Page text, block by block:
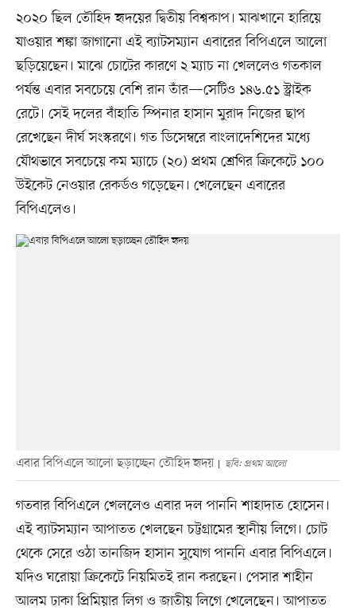
২০২০ ছিল তৌহিদ হৃদয়ের দ্বিতীয় বিশ্বকাপ। মাঝখানে হারিয়ে
যাওয়ার শঙ্কা জাগানো এই ব্যাটসম্যান এবারের বিপিএলে আলো
ছড়িয়েছেন। মাঝে চোটের কারণে ২ ম্যাচ না খেললেও গতকাল
পর্যন্ত এবার সবচেয়ে বেশি রান তাঁর—সেটিও ১৪৬.৫১ স্ট্রাইক
রেটে। সেই দলের বাঁহাতি স্পিনার হাসান মুরাদ নিজের ছাপ
রেখেছেন দীর্ঘ সংস্করণে। গত ডিসেম্বরে বাংলাদেশিদের মধ্যে
যৌথভাবে সবচেয়ে কম ম্যাচে (২০) প্রথম শ্রেণির ক্রিকেটে ১০০
উইকেট নেওয়ার রেকর্ডও গড়েছেন। খেলেছেন এবারের
বিপিএলেও।
এবার বিপিএলে আলো ছড়াচ্ছেন তৌহিদ হৃদয় ছবি: প্রথম আলো
গতবার বিপিএলে খেললেও এবার দল পাননি শাহাদাত হোসেন।
এই ব্যাটসম্যান আপাতত খেলছেন চট্টগ্রামের স্থানীয় লিগে। চোট
থেকে সেরে ওঠা তানজিদ হাসান সুযোগ পাননি এবার বিপিএলে।
যদিও ঘরোয়া ক্রিকেটে নিয়মিতই রান করছেন। পেসার শাহীন
আলম ঢাকা প্রিমিয়ার লিগ ও জাতীয় লিগে খেলেছেন। আপাতত